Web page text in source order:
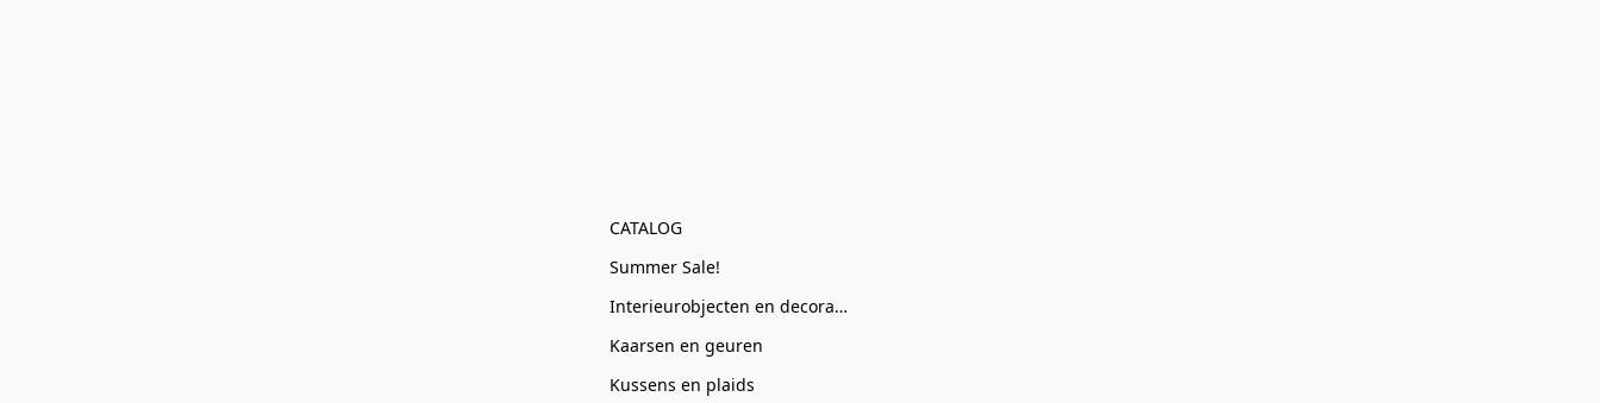
CATALOG
Summer Sale!
Interieurobjecten en decoratie
Kaarsen en geuren
Kussens en plaids